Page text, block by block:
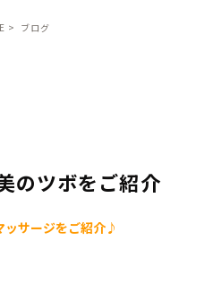
ブログ
のツボをご紹介
ッサージをご紹介♪